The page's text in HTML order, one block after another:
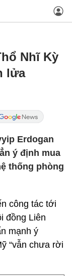
Nhĩ Kỳ
lửa
Erdogan
ý định mua
thống phòng
công tác tới
đồng Liên
mạnh ý
“vẫn chưa rời